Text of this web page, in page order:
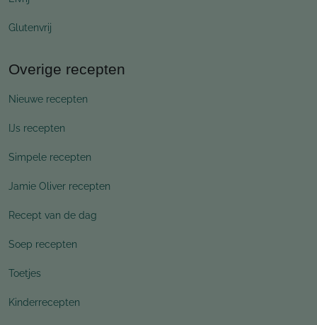
Glutenvrij
Overige recepten
Nieuwe recepten
IJs recepten
Simpele recepten
Jamie Oliver recepten
Recept van de dag
Soep recepten
Toetjes
Kinderrecepten